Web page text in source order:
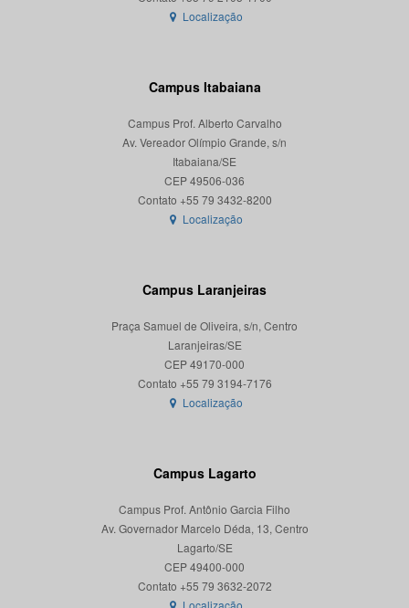
Localização
Campus Itabaiana
Campus Prof. Alberto Carvalho
Av. Vereador Olímpio Grande, s/n
Itabaiana/SE
CEP 49506-036
Localização
Campus Laranjeiras
Praça Samuel de Oliveira, s/n, Centro
Laranjeiras/SE
CEP 49170-000
Localização
Campus Lagarto
Campus Prof. Antônio Garcia Filho
Av. Governador Marcelo Déda, 13, Centro
Lagarto/SE
CEP 49400-000